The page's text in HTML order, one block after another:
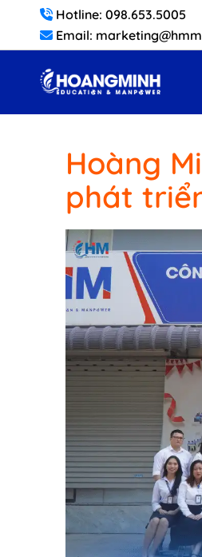
Hotline: 098.653.5005
Email:
Hoàng
phát